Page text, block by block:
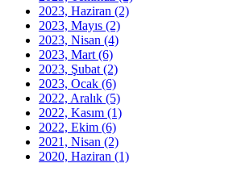
2023, Haziran (2)
2023, Mayıs (2)
2023, Nisan (4)
2023, Mart (6)
2023, Şubat (2)
2023, Ocak (6)
2022, Aralık (5)
2022, Kasım (1)
2022, Ekim (6)
2021, Nisan (2)
2020, Haziran (1)